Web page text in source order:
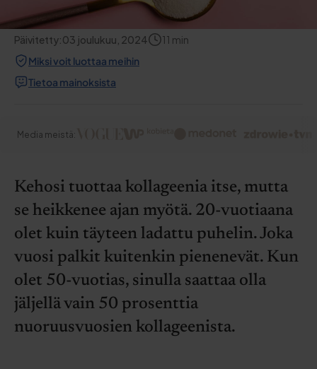
Päivitetty:03 joulukuu, 2024 11 min
Miksi voit luottaa meihin
Tietoa mainoksista
Media meistä:
Kehosi tuottaa kollageenia itse, mutta
se heikkenee ajan myötä. 20-vuotiaana
olet kuin täyteen ladattu puhelin. Joka
vuosi palkit kuitenkin pienenevät. Kun
olet 50-vuotias, sinulla saattaa olla
jäljellä vain 50 prosenttia
nuoruusvuosien kollageenista.